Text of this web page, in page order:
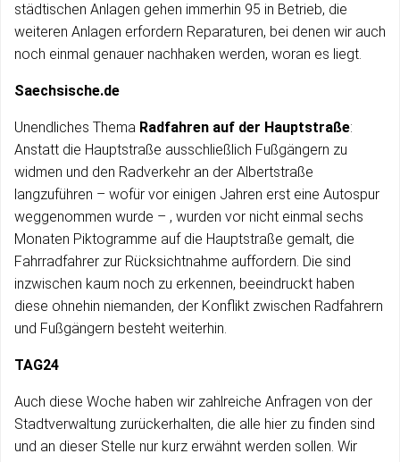
städtischen Anlagen gehen immerhin 95 in Betrieb, die
weiteren Anlagen erfordern Reparaturen, bei denen wir auch
noch einmal genauer nachhaken werden, woran es liegt.
Saechsische.de
Unendliches Thema Radfahren auf der Hauptstraße:
Anstatt die Hauptstraße ausschließlich Fußgängern zu
widmen und den Radverkehr an der Albertstraße
langzuführen – wofür vor einigen Jahren erst eine Autospur
weggenommen wurde – , wurden vor nicht einmal sechs
Monaten Piktogramme auf die Hauptstraße gemalt, die
Fahrradfahrer zur Rücksichtnahme auffordern. Die sind
inzwischen kaum noch zu erkennen, beeindruckt haben
diese ohnehin niemanden, der Konflikt zwischen Radfahrern
und Fußgängern besteht weiterhin.
TAG24
Auch diese Woche haben wir zahlreiche Anfragen von der
Stadtverwaltung zurückerhalten, die alle hier zu finden sind
und an dieser Stelle nur kurz erwähnt werden sollen. Wir